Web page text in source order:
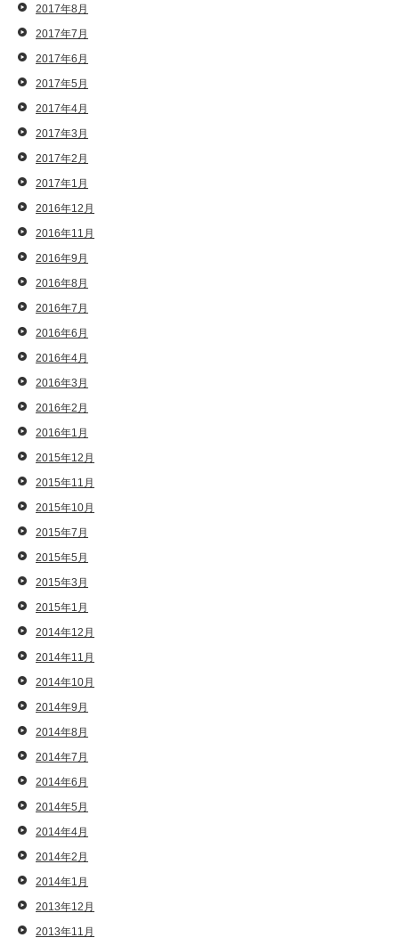
2017年8月
2017年7月
2017年6月
2017年5月
2017年4月
2017年3月
2017年2月
2017年1月
2016年12月
2016年11月
2016年9月
2016年8月
2016年7月
2016年6月
2016年4月
2016年3月
2016年2月
2016年1月
2015年12月
2015年11月
2015年10月
2015年7月
2015年5月
2015年3月
2015年1月
2014年12月
2014年11月
2014年10月
2014年9月
2014年8月
2014年7月
2014年6月
2014年5月
2014年4月
2014年2月
2014年1月
2013年12月
2013年11月